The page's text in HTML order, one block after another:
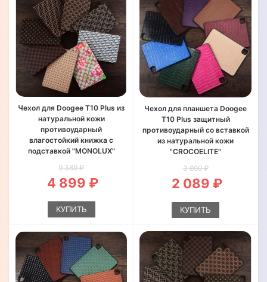
Чехол для Doogee T10 Plus из
натуральной кожи
противоударный
влагостойкий книжка с
подставкой "MONOLUX"
9 389 ₽
4 899 ₽
КУПИТЬ
Чехол для планшета Doogee
T10 Plus защитный
противоударный со вставкой
из натуральной кожи
"CROCOELITE"
3 899 ₽
2 089 ₽
КУПИТЬ